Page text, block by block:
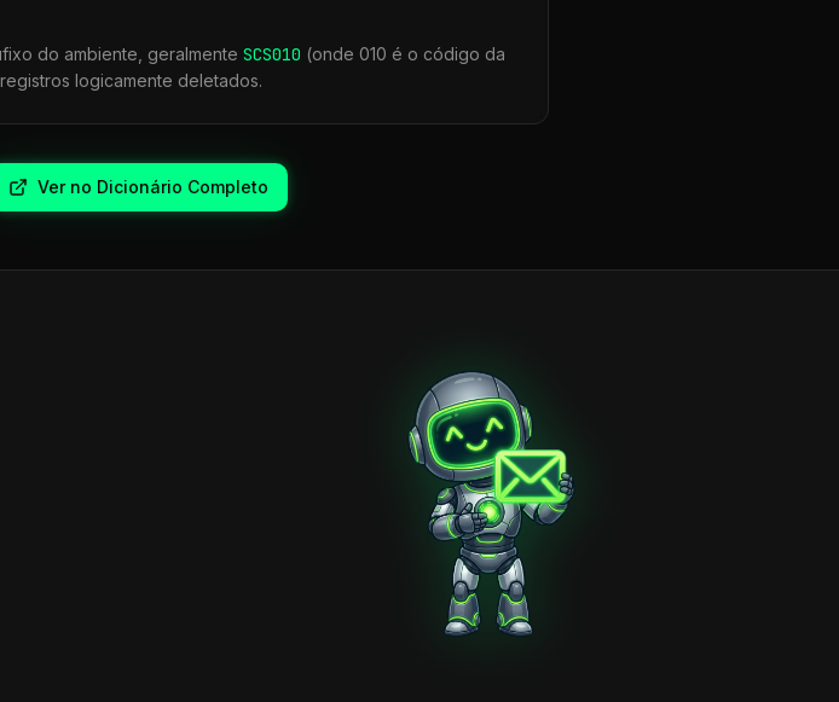
do ambiente, geralmente SCS010 (onde 010 é o código da
logicamente deletados.
Ver no Dicionário Completo